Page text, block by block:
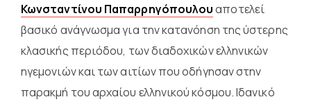
Κωνσταντίνου Παπαρρηγόπουλουαποτελεί
βασικό ανάγνωσμα για την κατανόηση της ύστερης
κλασικής περιόδου, των διαδοχικών ελληνικών
ηγεμονιών και των αιτίων που οδήγησαν στην
παρακμή του αρχαίου ελληνικού κόσμου. Ιδανικό